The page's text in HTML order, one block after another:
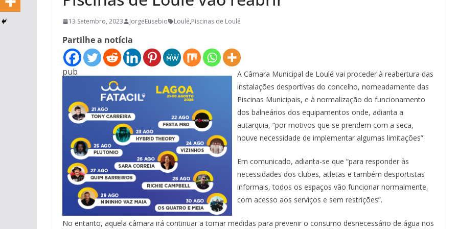
13 Setembro, 2023 JorgeEusebio Loulé,Piscinas de Loulé
Partilhe a notícia
pub
A Câmara Municipal de Loulé vai proceder à reabertura das
instalações desportivas do concelho, nomeadamente das
Piscinas Municipais, e à normalização do funcionamento
dos balneários dos equipamentos onde, adianta a
autarquia, “por motivos que se prendem com a seca,
houve necessidade de implementar algumas limitações”.
Em comunicado, adianta-se que “para responder às
necessidades dos clubes, atletas e também desportistas
informais, todos os espaços vão funcionar normalmente,
com acesso aos serviços e sem restrições”.
No entanto, aquela câmara irá continuar a tomar medidas para prevenir o consumo desnecessário de água nos